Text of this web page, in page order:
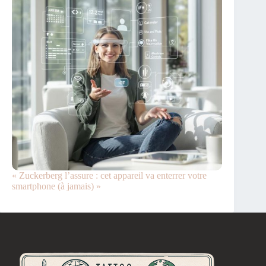
« Zuckerberg l’assure : cet appareil va enterrer votre
smartphone (à jamais) »